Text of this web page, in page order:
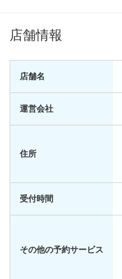
店舗情報
店舗名
運営会社
住所
受付時間
その他の予約サービス